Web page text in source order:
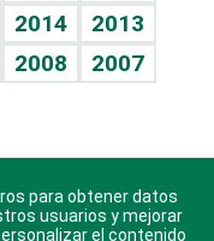
2014
2013
2008
2007
Android, iOS y
para obtener datos
usuarios y mejorar
el contenido